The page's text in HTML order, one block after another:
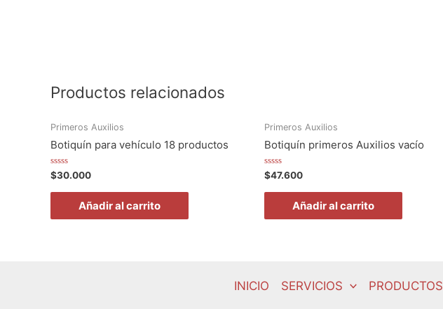
Productos relacionados
Primeros Auxilios
Botiquín para vehículo 18 productos
Valorado
en
0
$30.000
Añadir al carrito
Primeros Auxilios
Botiquín primeros Auxilios vacío
Valorado
en
0
$47.600
Añadir al carrito
INICIO SERVICIOS PRODUCTOS